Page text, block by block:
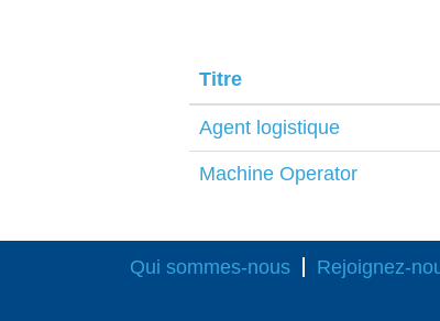
Titre
Agent logistique
Machine Operator
Qui sommes-nous Rejoignez-